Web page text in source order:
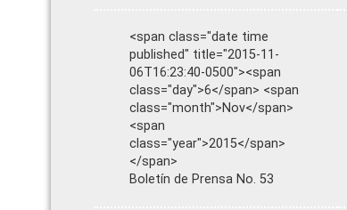
<span class="date time
published" title="2015-11-
06T16:23:40-0500"><span
class="day">6</span> <span
class="month">Nov</span>
<span
class="year">2015</span>
</span>
Boletín de Prensa No. 53